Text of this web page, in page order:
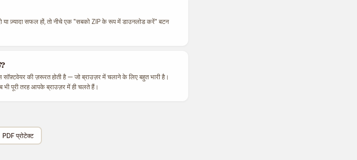
या ज़्यादा सफल हों, तो नीचे एक "सबको ZIP के रूप में डाउनलोड करें" बटन
की ज़रूरत होती है — जो ब्राउज़र में चलाने के लिए बहुत भारी है।
पूरी तरह आपके ब्राउज़र में ही चलते हैं।
PDF प्रोटेक्ट